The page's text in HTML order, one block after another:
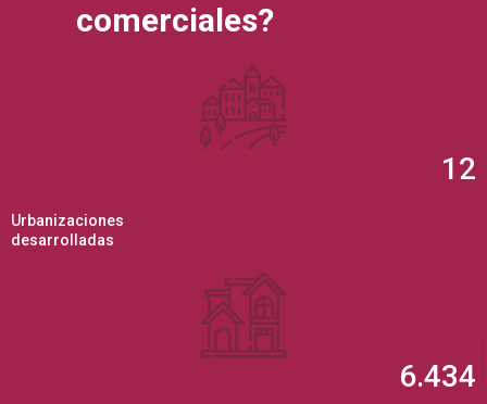
comerciales?
12
Urbanizaciones
desarrolladas
6.434